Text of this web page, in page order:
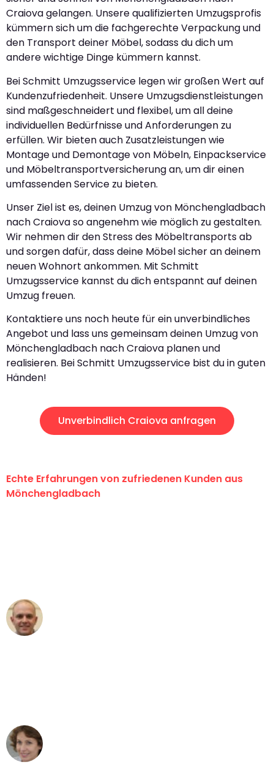
Craiova gelangen. Unsere qualifizierten Umzugsprofis
kümmern sich um die fachgerechte Verpackung und
den Transport deiner Möbel, sodass du dich um
andere wichtige Dinge kümmern kannst.
Bei Schmitt Umzugsservice legen wir großen Wert auf
Kundenzufriedenheit. Unsere Umzugsdienstleistungen
sind maßgeschneidert und flexibel, um all deine
individuellen Bedürfnisse und Anforderungen zu
erfüllen. Wir bieten auch Zusatzleistungen wie
Montage und Demontage von Möbeln, Einpackservice
und Möbeltransportversicherung an, um dir einen
umfassenden Service zu bieten.
Unser Ziel ist es, deinen Umzug von Mönchengladbach
nach Craiova so angenehm wie möglich zu gestalten.
Wir nehmen dir den Stress des Möbeltransports ab
und sorgen dafür, dass deine Möbel sicher an deinem
neuen Wohnort ankommen. Mit Schmitt
Umzugsservice kannst du dich entspannt auf deinen
Umzug freuen.
Kontaktiere uns noch heute für ein unverbindliches
Angebot und lass uns gemeinsam deinen Umzug von
Mönchengladbach nach Craiova planen und
realisieren. Bei Schmitt Umzugsservice bist du in guten
Händen!
Unverbindlich Craiova anfragen
Echte Erfahrungen von zufriedenen Kunden aus
Mönchengladbach